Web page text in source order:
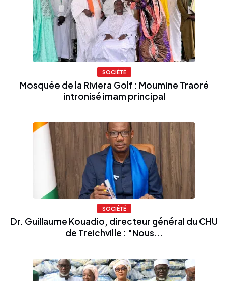
SOCIÉTÉ
Mosquée de la Riviera Golf : Moumine Traoré
intronisé imam principal
SOCIÉTÉ
Dr. Guillaume Kouadio, directeur général du CHU
de Treichville : "Nous...